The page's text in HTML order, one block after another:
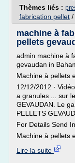
Thèmes liés :
fabrication pellet /
machine à
pellets
admin machine à
gevaudan in
Machine à pellets
12/12/2012 ·
a granules ... sur
GEVAUDAN. Le
PELLETS
For Details Send
Machine à pellets
Lire la suite